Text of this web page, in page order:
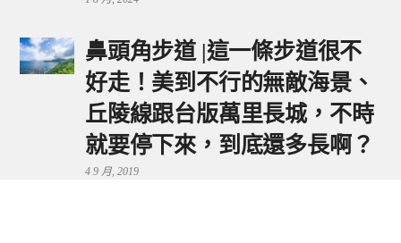
鼻頭角步道 |這一條步道很不
好走！美到不行的無敵海景、
丘陵線跟台版萬里長城，不時
就要停下來，到底還多長啊？
4 9 月, 2019